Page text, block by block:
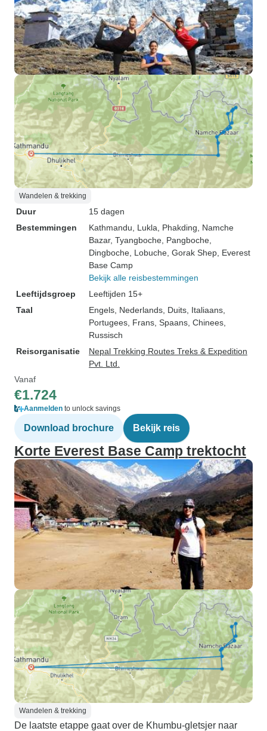
Wandelen & trekking
Duur
15 dagen
Bestemmingen
Kathmandu , Lukla , Phakding , Namche
Bazar, Tyangboche , Pangboche
Dingboche , Lobuche , Gorak Shep , Everest
Base Camp
Bekijk alle reisbestemmingen
Leeftijdsgroep
Leeftijden 15+
Taal
Engels, Nederlands, Duits, Italiaans,
Portugees, Frans, Spaans, Chinees,
Russisch
Reisorganisatie
Nepal Trekking Routes Treks & Expedition
Pvt. Ltd.
Vanaf
€1.724
Aanmelden to unlock savings
Download brochure Bekijk reis
Korte Everest Base Camp trektocht
Wandelen & trekking
De laatste etappe gaat over de Khumbu-gletsjer naar